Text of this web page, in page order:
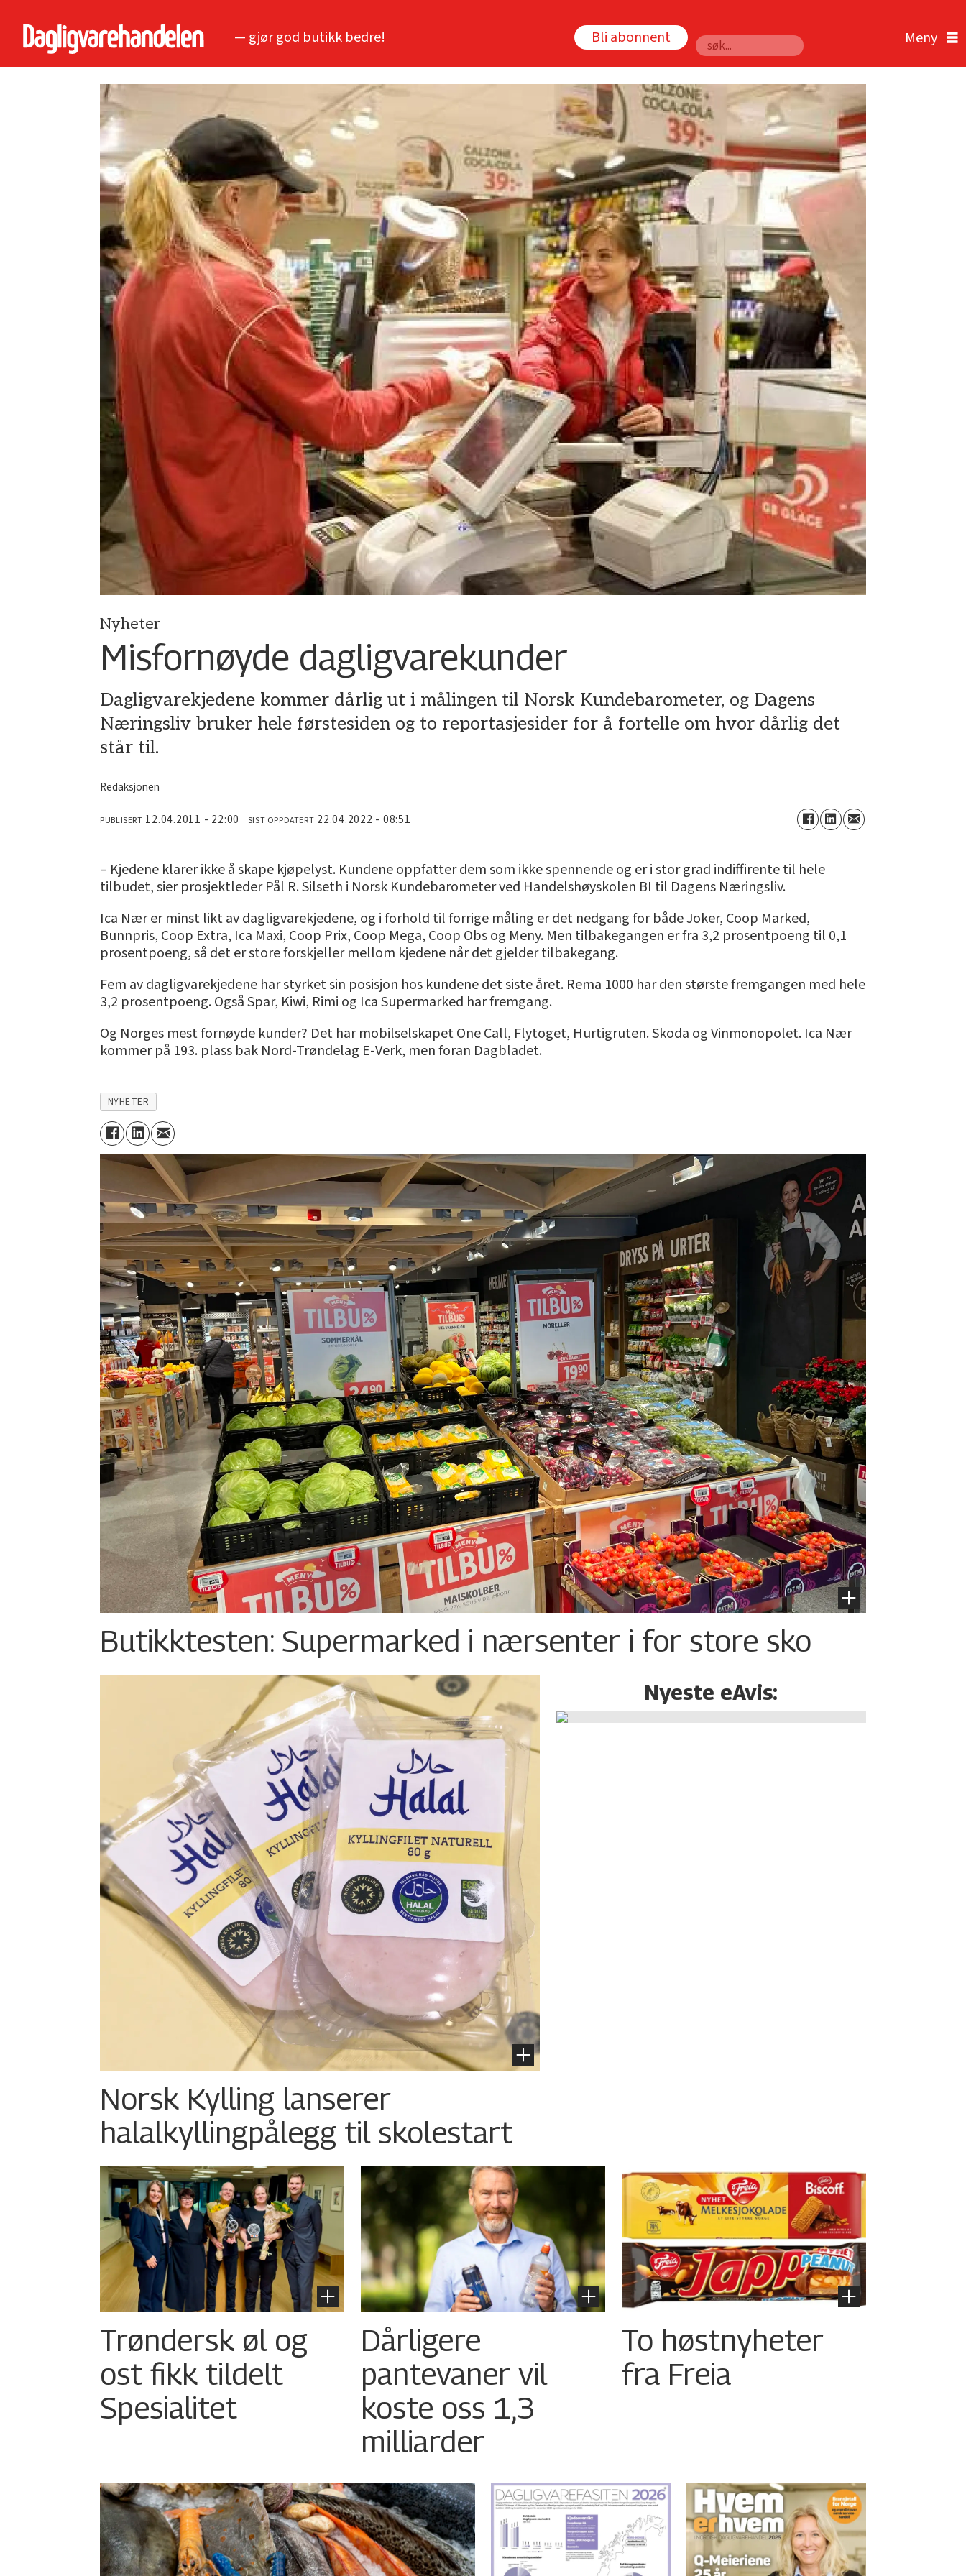
— gjør god butikk bedre! Bli abonnent
Søk
Nyheter
Misfornøyde dagligvarekunder
Dagligvarekjedene kommer dårlig ut i målingen til Norsk Kundebarometer, og Dagens
Næringsliv bruker hele førstesiden og to reportasjesider for å fortelle om hvor dårlig det
står til.
Redaksjonen
PUBLISERT 12.04.2011 - 22:00 SIST OPPDATERT 22.04.2022 - 08:51
– Kjedene klarer ikke å skape kjøpelyst. Kundene oppfatter dem som ikke spennende og er i stor grad indiffirente til hele
tilbudet, sier prosjektleder Pål R. Silseth i Norsk Kundebarometer ved Handelshøyskolen BI til Dagens Næringsliv.
Ica Nær er minst likt av dagligvarekjedene, og i forhold til forrige måling er det nedgang for både Joker, Coop Marked,
Bunnpris, Coop Extra, Ica Maxi, Coop Prix, Coop Mega, Coop Obs og Meny. Men tilbakegangen er fra 3,2 prosentpoeng til 0,1
prosentpoeng, så det er store forskjeller mellom kjedene når det gjelder tilbakegang.
Fem av dagligvarekjedene har styrket sin posisjon hos kundene det siste året. Rema 1000 har den største fremgangen med hele
3,2 prosentpoeng. Også Spar, Kiwi, Rimi og Ica Supermarked har fremgang.
Og Norges mest fornøyde kunder? Det har mobilselskapet One Call, Flytoget, Hurtigruten. Skoda og Vinmonopolet. Ica Nær
kommer på 193. plass bak Nord-Trøndelag E-Verk, men foran Dagbladet.
NYHETER
Butikktesten: Supermarked i nærsenter i for store sko
Norsk Kylling lanserer
halalkylling­pålegg til skolestart
Nyeste eAvis:
Trøndersk øl og
ost fikk tildelt
Spesialitet
Dårligere
pantevaner vil
koste oss 1,3
milliarder
To høstnyheter
fra Freia